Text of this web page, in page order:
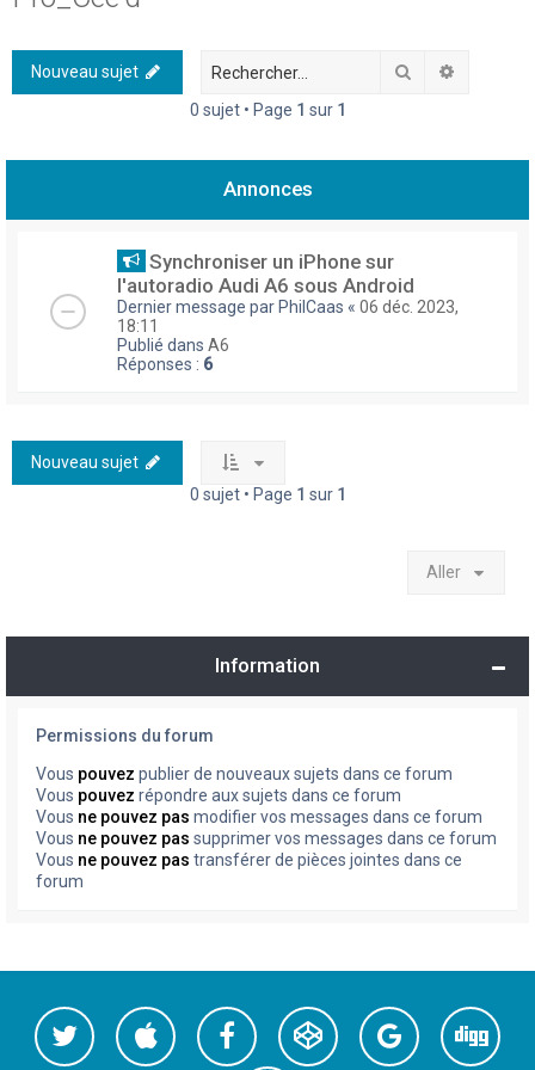
h
r
Nouveau sujet Rechercher
0 sujet • Page 1 sur 1
Annonces
Synchroniser un iPhone sur
l'autoradio Audi A6 sous Android
Dernier message par PhilCaas « 06 déc. 2023,
18:11
Publié dans A6
Réponses : 6
Nouveau sujet
0 sujet • Page 1 sur 1
Aller
Information
Permissions du forum
Vous pouvez publier de nouveaux sujets dans ce forum
Vous pouvez répondre aux sujets dans ce forum
Vous ne pouvez pas modifier vos messages dans ce forum
Vous ne pouvez pas supprimer vos messages dans ce forum
Vous ne pouvez pas transférer de pièces jointes dans ce
forum